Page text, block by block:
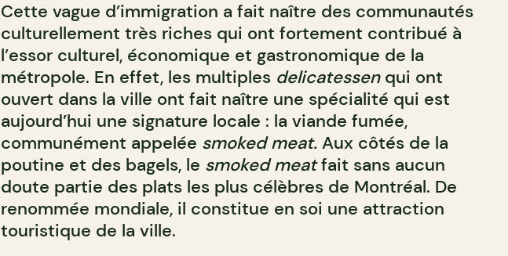
Cette vague d’immigration a fait naître des communautés
culturellement très riches qui ont fortement contribué à
l’essor culturel, économique et gastronomique de la
métropole. En effet, les multiples delicatessen qui ont
ouvert dans la ville ont fait naître une spécialité qui est
aujourd’hui une signature locale : la viande fumée,
communément appelée smoked meat. Aux côtés de la
poutine et des bagels, le smoked meatfait sans aucun
doute partie des plats les plus célèbres de Montréal. De
renommée mondiale, il constitue en soi une attraction
touristique de la ville.